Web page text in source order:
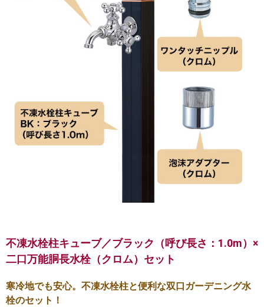
不凍水栓柱キューブ／ブラック（呼び長さ：1.0m）×
二口万能胴長水栓（クロム）セット
寒冷地でも安心。不凍水栓柱と便利な双口ガーデニング水
栓のセット！